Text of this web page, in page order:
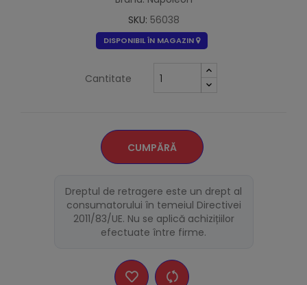
SKU: 56038
DISPONIBIL ÎN MAGAZIN
Cantitate
CUMPĂRĂ
Dreptul de retragere este un drept al
consumatorului în temeiul Directivei
2011/83/UE. Nu se aplică achizițiilor
efectuate între firme.